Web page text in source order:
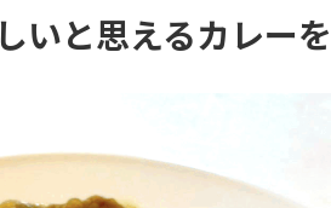
いと思えるカレーを